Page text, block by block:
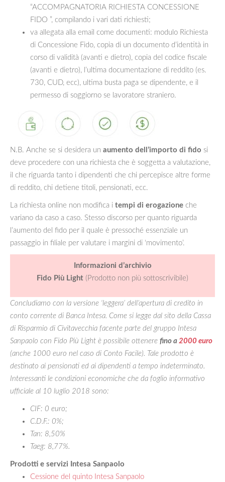
“ACCOMPAGNATORIA RICHIESTA CONCESSIONE
FIDO ”, compilando i vari dati richiesti;
va allegata alla email come documenti: modulo Richiesta
di Concessione Fido, copia di un documento d’identità in
corso di validità (avanti e dietro), copia del codice fiscale
(avanti e dietro), l’ultima documentazione di reddito (es.
730, CUD, ecc), ultima busta paga se dipendente, e il
permesso di soggiorno se lavoratore straniero.
N.B. Anche se si desidera un aumento dell’importo di fido si
deve procedere con una richiesta che è soggetta a valutazione,
il che riguarda tanto i dipendenti che chi percepisce altre forme
di reddito, chi detiene titoli, pensionati, ecc.
La richiesta online non modifica i tempi di erogazione che
variano da caso a caso. Stesso discorso per quanto riguarda
l’aumento del fido per il quale è pressoché essenziale un
passaggio in filiale per valutare i margini di ‘movimento’.
Informazioni d’archivio
Fido Più Light (Prodotto non più sottoscrivibile)
Concludiamo con la versione ‘leggera’ dell’apertura di credito in
conto corrente di Banca Intesa. Come si legge dal sito della Cassa
di Risparmio di Civitavecchia facente parte del gruppo Intesa
Sanpaolo con Fido Più Light è possibile ottenere fino a 2000 euro
(anche 1000 euro nel caso di Conto Facile). Tale prodotto è
destinato ai pensionati ed ai dipendenti a tempo indeterminato.
Interessanti le condizioni economiche che da foglio informativo
ufficiale al 10 luglio 2018 sono:
CIF: 0 euro;
C.D.F.: 0%;
Tan: 8,50%
Taeg: 8,77%.
Prodotti e servizi Intesa Sanpaolo
Cessione del quinto Intesa Sanpaolo